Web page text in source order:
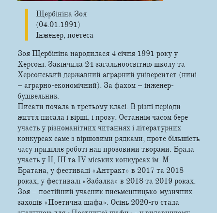
Щербініна Зоя
(04.01.1991)
Інженер, поетеса
Зоя Щербініна народилася 4 січня 1991 року у
Херсоні. Закінчила 24 загальноосвітню школу та
Херсонський державний аграрний університет (нині
– аграрно-економічний). За фахом – інженер-
будівельник.
Писати почала в третьому класі. В різні періоди
життя писала і вірші, і прозу. Останнім часом бере
участь у різноманітних читаннях і літературних
конкурсах саме з віршовими рядками, проте більшість
часу приділяє роботі над прозовими творами. Брала
участь у ІІ, ІІІ та IV міських конкурсах ім. М.
Братана, у фестивалі «Антракт» в 2017 та 2018
роках, у фестивалі «Забалка» в 2018 та 2019 роках.
Зоя – постійний учасник письменницько-музичних
заходів «Поетична шафа». Осінь 2020-го стала